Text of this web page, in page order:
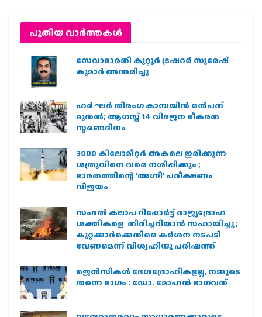
പുതിയ വാര്‍ത്തകള്‍
സേവാഭാരതി കുറ്റൂർ ട്രഷറർ സുരേഷ്
കുമാർ അന്തരിച്ചു
ഹര്‍ ഘര്‍ തിരംഗ കാമ്പയിന്‍ ഒന്‍പത്
മുതല്‍; ആഗസ്ത് 14 വിഭജന ഭീകരത
സ്മരണദിനം
3000 കിലോമീറ്റർ അകലെ ഇരിക്കുന്ന
ശത്രുവിനെ വരെ നശിപ്പിക്കും ;
ഭാരതത്തിന്റെ ‘അഗ്നി’ പരീക്ഷണം
വിജയം
സംഭൽ കലാപ റിപ്പോർട്ട് രാജ്യദ്രോഹ
ശക്തികളെ തിരിച്ചറിയാൻ സഹായിച്ചു ;
കുറ്റക്കാർക്കെതിരെ കർശന നടപടി
വേണമെന്ന് വിശ്വഹിന്ദു പരിഷത്ത്
ജെന്‍സികള്‍ ദേശദ്രോഹികളല്ല, നമ്മുടെ
തന്നെ ഭാഗം : ഡോ. മോഹന്‍ ഭാഗവത്